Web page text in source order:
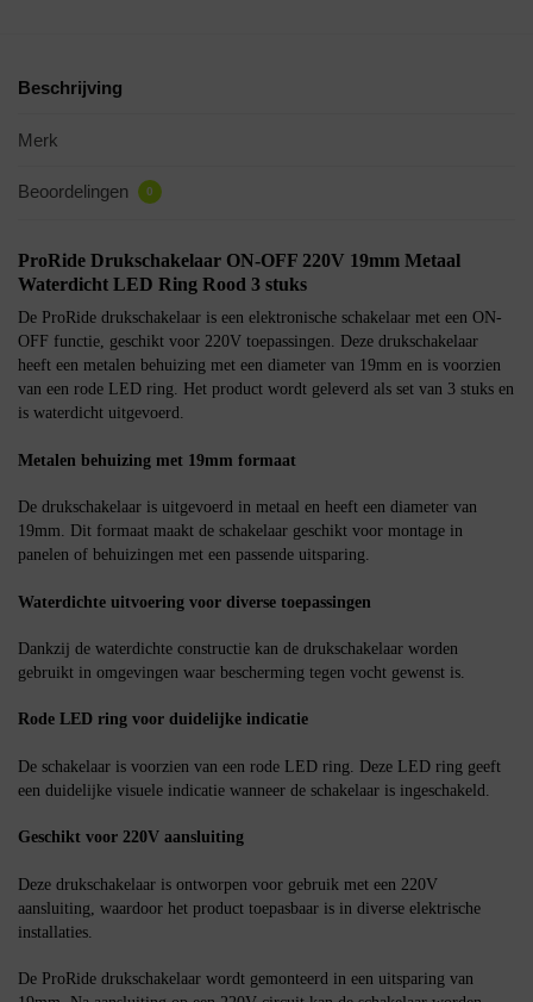
Beschrijving
Merk
Beoordelingen 0
ProRide Drukschakelaar ON-OFF 220V 19mm Metaal
Waterdicht LED Ring Rood 3 stuks
De ProRide drukschakelaar is een elektronische schakelaar met een ON-
OFF functie, geschikt voor 220V toepassingen. Deze drukschakelaar
heeft een metalen behuizing met een diameter van 19mm en is voorzien
van een rode LED ring. Het product wordt geleverd als set van 3 stuks en
is waterdicht uitgevoerd.
Metalen behuizing met 19mm formaat
De drukschakelaar is uitgevoerd in metaal en heeft een diameter van
19mm. Dit formaat maakt de schakelaar geschikt voor montage in
panelen of behuizingen met een passende uitsparing.
Waterdichte uitvoering voor diverse toepassingen
Dankzij de waterdichte constructie kan de drukschakelaar worden
gebruikt in omgevingen waar bescherming tegen vocht gewenst is.
Rode LED ring voor duidelijke indicatie
De schakelaar is voorzien van een rode LED ring. Deze LED ring geeft
een duidelijke visuele indicatie wanneer de schakelaar is ingeschakeld.
Geschikt voor 220V aansluiting
Deze drukschakelaar is ontworpen voor gebruik met een 220V
aansluiting, waardoor het product toepasbaar is in diverse elektrische
installaties.
De ProRide drukschakelaar wordt gemonteerd in een uitsparing van